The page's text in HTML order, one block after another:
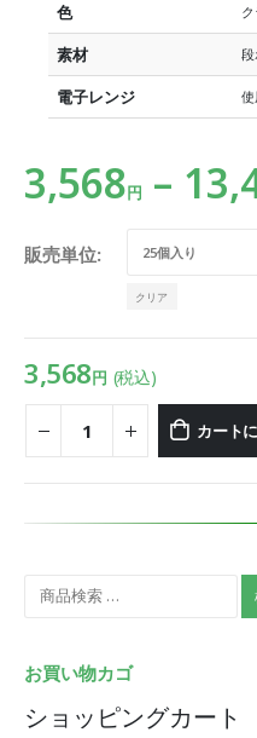
色
素材
電子レンジ
3,568円 –
販売単位
クリア
3,568円 (税込)
カート
お買い物カゴ
ショッピングカート